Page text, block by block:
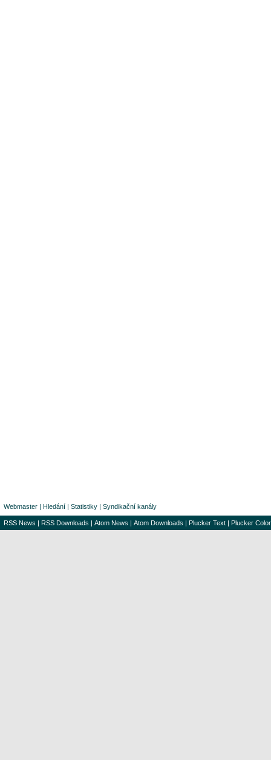
Webmaster | Hledání | Statistiky | Syndikační kanály
RSS News | RSS Downloads | Atom News | Atom Downloads | Plucker Text | Plucker Color